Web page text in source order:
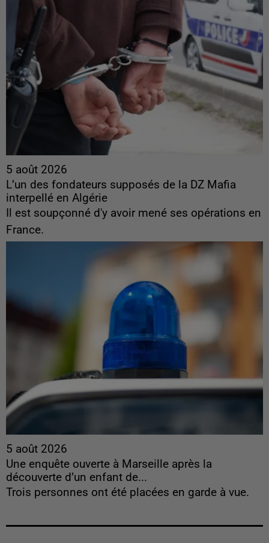
5 août 2026
L’un des fondateurs supposés de la DZ Mafia
interpellé en Algérie
Il est soupçonné d'y avoir mené ses opérations en
France.
5 août 2026
Une enquête ouverte à Marseille après la
découverte d’un enfant de...
Trois personnes ont été placées en garde à vue.